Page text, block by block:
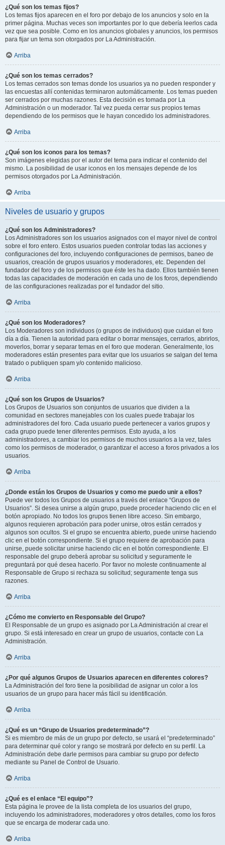
¿Qué son los temas fijos?
Los temas fijos aparecen en el foro por debajo de los anuncios y solo en la
primer página. Muchas veces son importantes por lo que debería leerlos cada
vez que sea posible. Como en los anuncios globales y anuncios, los permisos
para fijar un tema son otorgados por La Administración.
Arriba
¿Qué son los temas cerrados?
Los temas cerrados son temas donde los usuarios ya no pueden responder y
las encuestas allí contenidas terminaron automáticamente. Los temas pueden
ser cerrados por muchas razones. Esta decisión es tomada por La
Administración o un moderador. Tal vez pueda cerrar sus propios temas
dependiendo de los permisos que le hayan concedido los administradores.
Arriba
¿Qué son los iconos para los temas?
Son imágenes elegidas por el autor del tema para indicar el contenido del
mismo. La posibilidad de usar iconos en los mensajes depende de los
permisos otorgados por La Administración.
Arriba
Niveles de usuario y grupos
¿Qué son los Administradores?
Los Administradores son los usuarios asignados con el mayor nivel de control
sobre el foro entero. Estos usuarios pueden controlar todas las acciones y
configuraciones del foro, incluyendo configuraciones de permisos, baneo de
usuarios, creación de grupos usuarios y moderadores, etc. Dependen del
fundador del foro y de los permisos que éste les ha dado. Ellos también tienen
todas las capacidades de moderación en cada uno de los foros, dependiendo
de las configuraciones realizadas por el fundador del sitio.
Arriba
¿Qué son los Moderadores?
Los Moderadores son individuos (o grupos de individuos) que cuidan el foro
día a día. Tienen la autoridad para editar o borrar mensajes, cerrarlos, abrirlos,
moverlos, borrar y separar temas en el foro que moderan. Generalmente, los
moderadores están presentes para evitar que los usuarios se salgan del tema
tratado o publiquen spam y/o contenido malicioso.
Arriba
¿Qué son los Grupos de Usuarios?
Los Grupos de Usuarios son conjuntos de usuarios que dividen a la
comunidad en sectores manejables con los cuales puede trabajar los
administradores del foro. Cada usuario puede pertenecer a varios grupos y
cada grupo puede tener diferentes permisos. Esto ayuda, a los
administradores, a cambiar los permisos de muchos usuarios a la vez, tales
como los permisos de moderador, o garantizar el acceso a foros privados a los
usuarios.
Arriba
¿Donde están los Grupos de Usuarios y como me puedo unir a ellos?
Puede ver todos los Grupos de usuarios a través del enlace “Grupos de
Usuarios”. Si desea unirse a algún grupo, puede proceder haciendo clic en el
botón apropiado. No todos los grupos tienen libre acceso. Sin embargo,
algunos requieren aprobación para poder unirse, otros están cerrados y
algunos son ocultos. Si el grupo se encuentra abierto, puede unirse haciendo
clic en el botón correspondiente. Si el grupo requiere de aprobación para
unirse, puede solicitar unirse haciendo clic en el botón correspondiente. El
responsable del grupo deberá aprobar su solicitud y seguramente le
preguntará por qué desea hacerlo. Por favor no moleste continuamente al
Responsable de Grupo si rechaza su solicitud; seguramente tenga sus
razones.
Arriba
¿Cómo me convierto en Responsable del Grupo?
El Responsable de un grupo es asignado por La Administración al crear el
grupo. Si está interesado en crear un grupo de usuarios, contacte con La
Administración.
Arriba
¿Por qué algunos Grupos de Usuarios aparecen en diferentes colores?
La Administración del foro tiene la posibilidad de asignar un color a los
usuarios de un grupo para hacer más fácil su identificación.
Arriba
¿Qué es un “Grupo de Usuarios predeterminado”?
Si es miembro de más de un grupo por defecto, se usará el “predeterminado”
para determinar qué color y rango se mostrará por defecto en su perfil. La
Administración debe darle permisos para cambiar su grupo por defecto
mediante su Panel de Control de Usuario.
Arriba
¿Qué es el enlace “El equipo”?
Esta página le provee de la lista completa de los usuarios del grupo,
incluyendo los administradores, moderadores y otros detalles, como los foros
que se encarga de moderar cada uno.
Arriba